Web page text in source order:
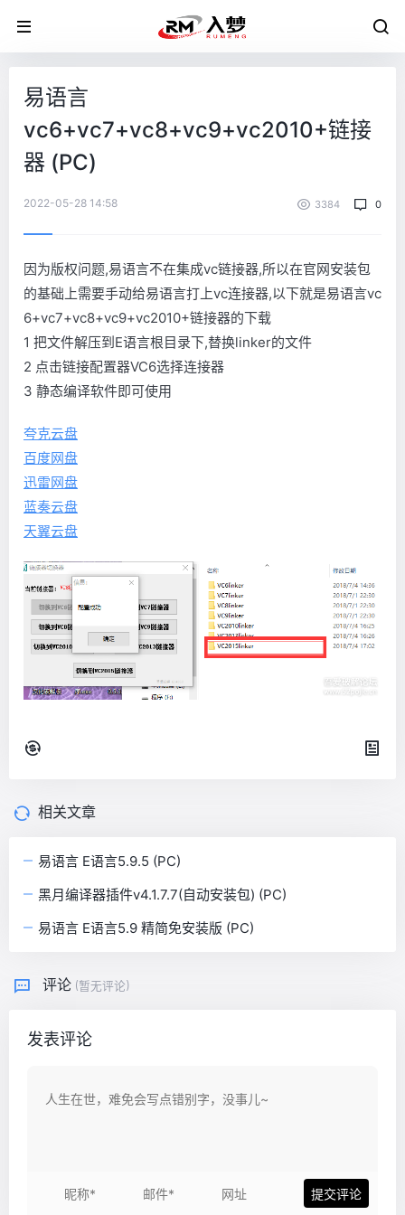
易语言
vc6+vc7+vc8+vc9+vc2010+链接
器 (PC)
2022-05-28 14:58 3384 0
因为版权问题,易语言不在集成vc链接器,所以在官网安装包
的基础上需要手动给易语言打上vc连接器,以下就是易语言vc
6+vc7+vc8+vc9+vc2010+链接器的下载
1 把文件解压到E语言根目录下,替换linker的文件
2 点击链接配置器VC6选择连接器
3 静态编译软件即可使用
夸克云盘
百度网盘
迅雷网盘
蓝奏云盘
天翼云盘
相关文章
易语言 E语言5.9.5 (PC)
黑月编译器插件v4.1.7.7(自动安装包) (PC)
易语言 E语言5.9 精简免安装版 (PC)
评论 (暂无评论)
发表评论